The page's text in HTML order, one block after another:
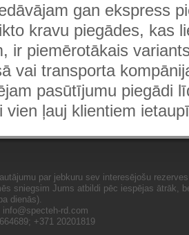
gan ekspress
kravu piegādes, kas
ir piemērotākais
vai transporta
pasūtījumu piegādi
vien ļauj klientiem
par jebkuru sev interesējošu
sniegsim Jums atbildi pēc iespējas ātrāk,
dienās).
info@specteh-rd.com
+371 20201819